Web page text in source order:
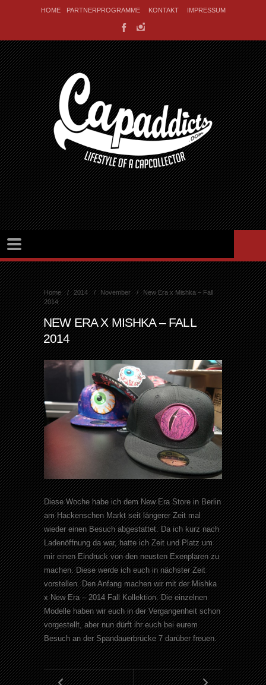
HOME PARTNERPROGRAMME KONTAKT IMPRESSUM
Home 2014 November
New Era x Mishka – Fall
2014
NEW ERA X MISHKA – FALL
2014
Diese Woche habe ich dem New Era Store in Berlin
am Hackenschen Markt seit längerer Zeit mal
wieder einen Besuch abgestattet. Da ich kurz nach
Ladenöffnung da war, hatte ich Zeit und Platz um
mir einen Eindruck von den neusten Exenplaren zu
machen. Diese werde ich euch in nächster Zeit
vorstellen. Den Anfang machen wir mit der Mishka
x New Era – 2014 Fall Kollektion. Die einzelnen
Modelle haben wir euch in der Vergangenheit schon
vorgestellt, aber nun dürft ihr euch bei eurem
Besuch an der Spandauerbrücke 7 darüber freuen.